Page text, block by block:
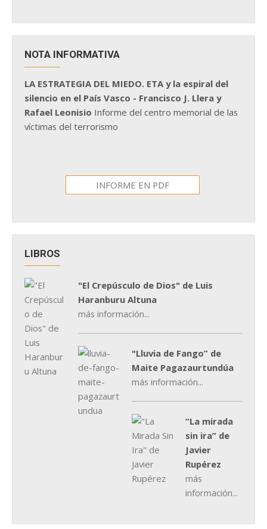
NOTA INFORMATIVA
LA ESTRATEGIA DEL MIEDO. ETA y la espiral del
silencio en el País Vasco - Francisco J. Llera y
Rafael Leonisio Informe del centro memorial de las
víctimas del terrorismo
INFORME EN PDF
LIBROS
"El Crepúsculo de Dios" de Luis
Haranburu Altuna
más información...
"Lluvia de Fango” de
Maite Pagazaurtundúa
más información...
“La mirada
sin ira” de
Javier
Rupérez
más
información...